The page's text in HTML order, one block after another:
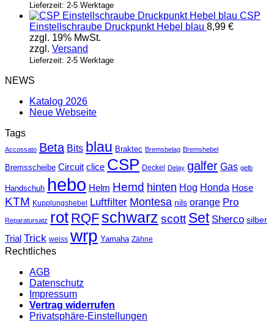
Lieferzeit: 2-5 Werktage
CSP
Einstellschraube Druckpunkt Hebel blau 8,99 €
zzgl. 19% MwSt.
zzgl. Versand
Lieferzeit: 2-5 Werktage
NEWS
Katalog 2026
Neue Webseite
Tags
Accossato Beta Bits blau Braktec Bremsbelag Bremshebel
Bremsscheibe Circuit clice CSP Deckel Delay galfer Gas gelb
Handschuh hebo Helm Hemd hinten Hog Honda Hose
KTM Kupplungshebel Luftfilter Montesa nils orange Pro
Reparatursatz rot RQF schwarz scott Set Sherco silber
Trial Trick weiss wrp Yamaha Zähne
Rechtliches
AGB
Datenschutz
Impressum
Vertrag widerrufen
Privatsphäre-Einstellungen